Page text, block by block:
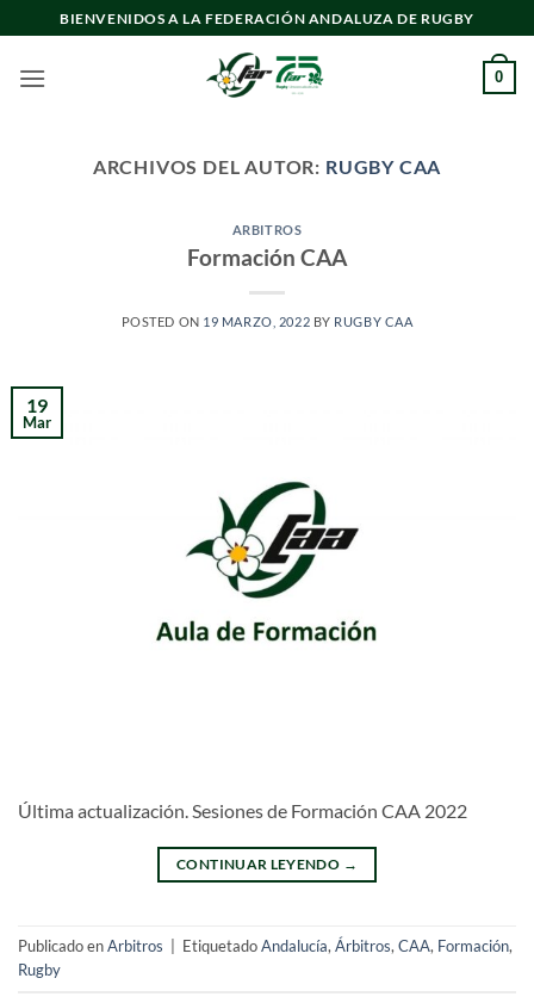
al
contenido
BIENVENIDOS A LA FEDERACIÓN ANDALUZA DE RUGBY
0
ARCHIVOS DEL AUTOR: RUGBY CAA
ARBITROS
Formación CAA
POSTED ON 19 MARZO, 2022 BY RUGBY CAA
19
Mar
Última actualización. Sesiones de Formación CAA 2022
CONTINUAR LEYENDO →
Publicado enArbitros EtiquetadoAndalucía,Árbitros,CAA, Formación,
Rugby